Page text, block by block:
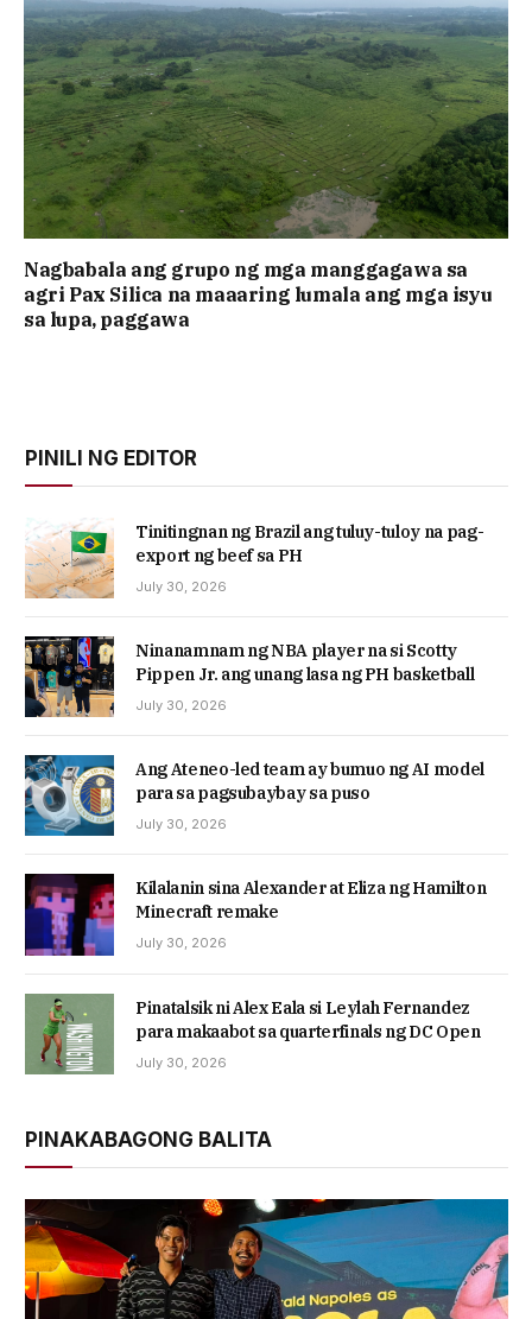
Nagbabala ang grupo ng mga manggagawa sa
agri Pax Silica na maaaring lumala ang mga isyu
sa lupa, paggawa
PINILI NG EDITOR
Tinitingnan ng Brazil ang tuluy-tuloy na pag-
export ng beef sa PH
July 30, 2026
Ninanamnam ng NBA player na si Scotty
Pippen Jr. ang unang lasa ng PH basketball
July 30, 2026
Ang Ateneo-led team ay bumuo ng AI model
para sa pagsubaybay sa puso
July 30, 2026
Kilalanin sina Alexander at Eliza ng Hamilton
Minecraft remake
July 30, 2026
Pinatalsik ni Alex Eala si Leylah Fernandez
para makaabot sa quarterfinals ng DC Open
July 30, 2026
PINAKABAGONG BALITA